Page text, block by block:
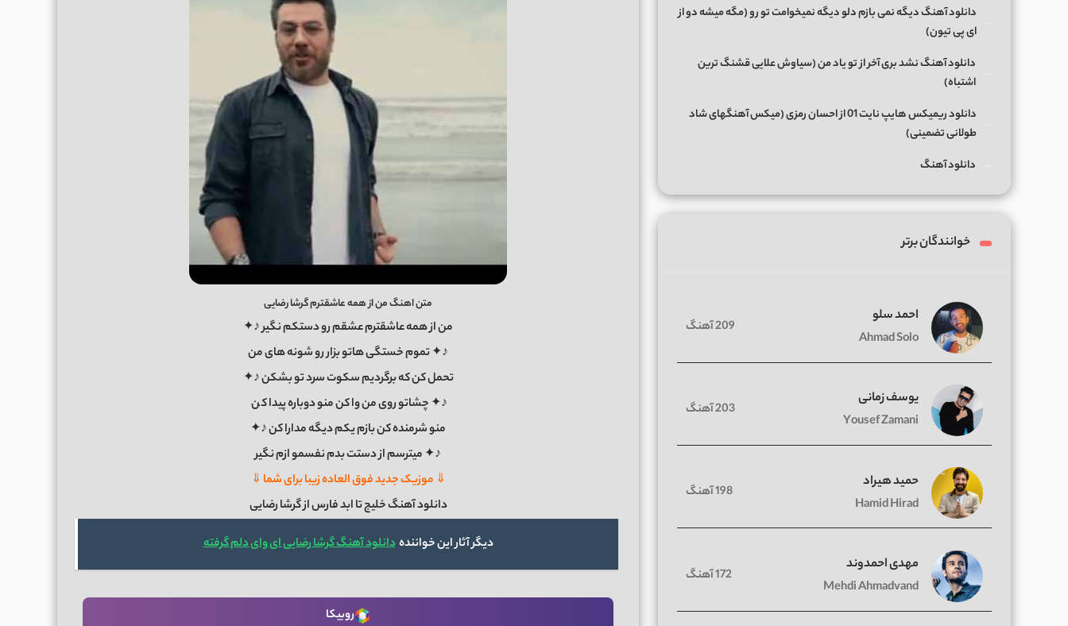
متن اهنگ من از همه عاشقترم گرشا رضایی
من از همه عاشقترم عشقم رو دستکم نگیر ♪✦
♪✦ تموم خستگی هاتو بزار رو شونه های من
تحمل کن که برگردیم سکوت سرد تو بشکن ♪✦
♪✦ چشاتو روی من وا کن منو دوباره پیدا کن
منو شرمنده کن بازم یکم دیگه مدارا کن ♪✦
♪✦ میترسم از دستت بدم نفسمو ازم نگیر
⇓ موزیک جدید فوق العاده زیبا برای شما ⇓
دانلود آهنگ خلیج تا ابد فارس از گرشا رضایی
دیگر آثار این خوانندهدانلود آهنگ گرشا رضایی ای وای دلم گرفته
روبیکا
دانلود آهنگ دیگه نمی بازم دلو دیگه نمیخوامت تو رو (مگه میشه دو از
ای پی تیون)
دانلود آهنگ نشد بری آخر از تو یاد من (سیاوش علایی قشنگ ترین
اشتباه)
دانلود ریمیکس هایپ نایت 01 از احسان رمزی (میکس آهنگهای شاد
طولانی تضمینی)
دانلود آهنگ
خوانندگان برتر
احمد سلو
Ahmad Solo
209 آهنگ
یوسف زمانی
Yousef Zamani
203 آهنگ
حمید هیراد
Hamid Hirad
198 آهنگ
مهدی احمدوند
Mehdi Ahmadvand
172 آهنگ